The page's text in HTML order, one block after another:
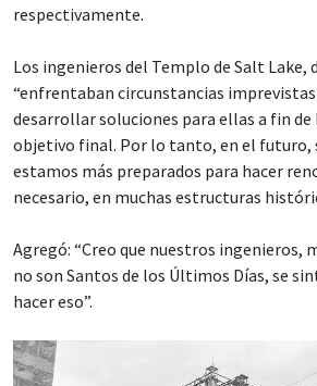
respectivamente.
Los ingenieros del Templo de Salt Lake,
“enfrentaban circunstancias
desarrollar soluciones para ellas a fin
objetivo final. Por lo tanto, en el futuro,
estamos más preparados para hacer
necesario, en muchas estructuras
Agregó: “Creo que nuestros ingenieros,
no son Santos de los Últimos Días, se
hacer eso”.